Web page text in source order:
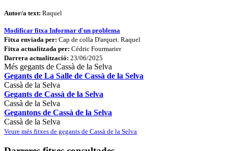
Autor/a text: Raquel
Modificar fitxa Informar d'un problema
Fitxa enviada per: Cap de colla D'arquet. Raquel
Fitxa actualitzada per: Cédric Fourmarier
Darrera actualització: 23/06/2025
Més gegants de Cassà de la Selva
Gegants de La Salle de Cassà de la Selva
Cassà de la Selva
Gegants de Cassà de la Selva
Cassà de la Selva
Gegantons de Cassà de la Selva
Cassà de la Selva
Veure més fitxes de gegants de Cassà de la Selva